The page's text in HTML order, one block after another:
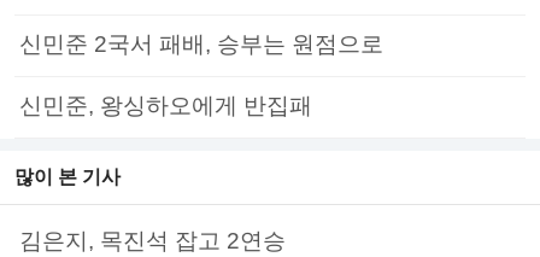
신민준 2국서 패배, 승부는 원점으로
신민준, 왕싱하오에게 반집패
많이 본 기사
김은지, 목진석 잡고 2연승